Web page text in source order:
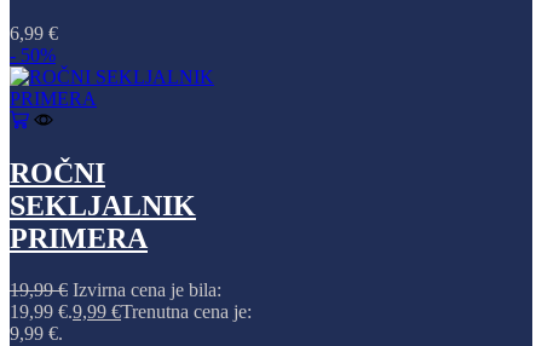
6,99 €
- 50%
ROČNI
SEKLJALNIK
PRIMERA
19,99€ Izvirna cena je bila:
19,99 €.9,99 €Trenutna cena je:
9,99 €.